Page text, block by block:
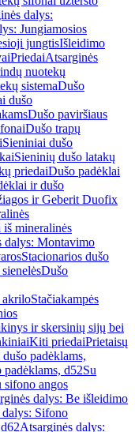
dalys:
Jungiamosios
jungtisIšleidimo
PriedaiAtsarginės
nuotekų
sistemaDušo
dušo
Dušo paviršiaus
Dušo trapų
Sieniniai dušo
Sieninių dušo latakų
priedaiDušo padėklai
ir dušo
ir Geberit Duofix
mineralinės
dalys: Montavimo
Stacionarios dušo
Dušo
akriloStačiakampės
ir skersinių sijų bei
Kiti priedaiPrietaisų
padėklams,
d52Su
sifono angos
dalys: Be išleidimo
dalys: Sifono
Atsarginės dalys: